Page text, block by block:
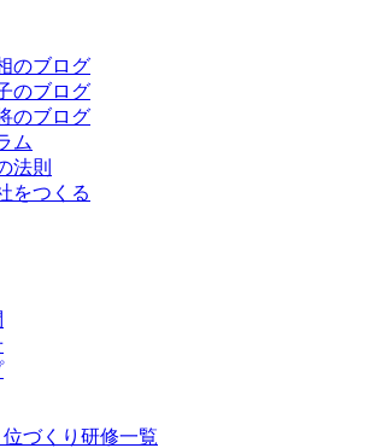
のブログ
のブログ
のブログ
ム
法則
をつくる
づくり研修一覧